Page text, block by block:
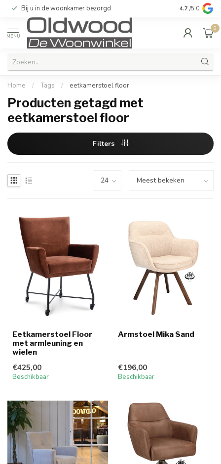
Bij u in de woonkamer bezorgd Kwaliteit &
4.7 /5.0
MENU
0
Home / Tags / eetkamerstoel floor
Producten getagd met
eetkamerstoel floor
Filters
Eetkamerstoel Floor
met armleuning en
wielen
€425,00
Beschikbaar
Armstoel Mika Sand
€196,00
Beschikbaar